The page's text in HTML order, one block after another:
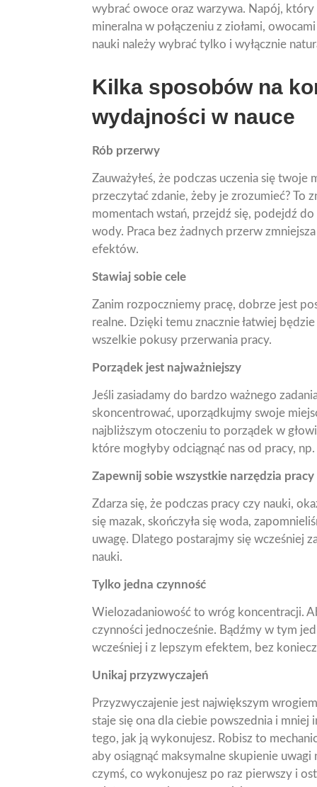
wybrać owoce oraz warzywa. Napój,
mineralna w połączeniu z ziołami,
nauki należy wybrać tylko i wyłącznie
Kilka sposobów na
wydajności w nauce
Rób przerwy
Zauważyłeś, że podczas uczenia się twoje
przeczytać zdanie, żeby je zrozumieć?
momentach wstań, przejdź się, podejdź
wody. Praca bez żadnych przerw
efektów.
Stawiaj sobie cele
Zanim rozpoczniemy pracę, dobrze jest
realne. Dzięki temu znacznie łatwiej
wszelkie pokusy przerwania pracy.
Porządek jest najważniejszy
Jeśli zasiadamy do bardzo ważnego
skoncentrować, uporządkujmy swoje
najbliższym otoczeniu to porządek w
które mogłyby odciągnąć nas od pracy,
Zapewnij sobie wszystkie narzędzia pracy
Zdarza się, że podczas pracy czy nauki,
się mazak, skończyła się woda,
uwagę. Dlatego postarajmy się wcześniej
nauki.
Tylko jedna czynność
Wielozadaniowość to wróg koncentracji.
czynności jednocześnie. Bądźmy w tym
wcześniej i z lepszym efektem, bez
Unikaj przyzwyczajeń
Przyzwyczajenie jest największym
staje się ona dla ciebie powszednia i mniej
tego, jak ją wykonujesz. Robisz to
aby osiągnąć maksymalne skupienie
czymś, co wykonujesz po raz pierwszy i